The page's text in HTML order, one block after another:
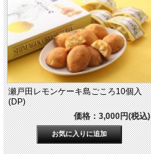
瀬戸田レモンケーキ島ごころ10個入
(DP)
価格：3,000円(税込)